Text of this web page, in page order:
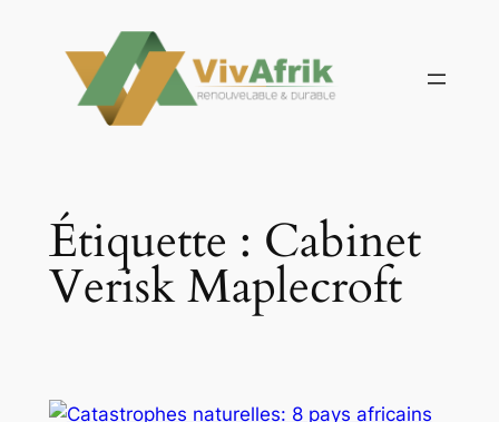
contenu
Étiquette : Cabinet
Verisk Maplecroft